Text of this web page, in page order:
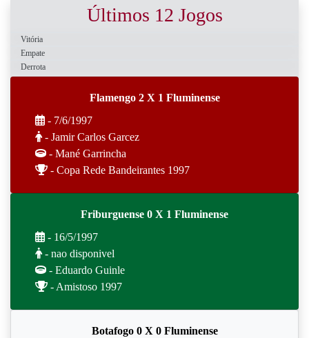
Últimos 12 Jogos
Vitória
Empate
Derrota
Flamengo 2 X 1 Fluminense
- 7/6/1997
- Jamir Carlos Garcez
- Mané Garrincha
- Copa Rede Bandeirantes 1997
Friburguense 0 X 1 Fluminense
- 16/5/1997
- nao disponivel
- Eduardo Guinle
- Amistoso 1997
Botafogo 0 X 0 Fluminense